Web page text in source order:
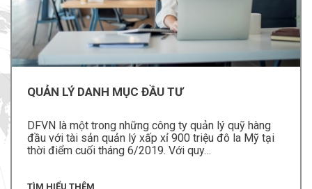
QUẢN LÝ DANH MỤC ĐẦU TƯ
DFVN là một trong những công ty quản lý quỹ hàng
đầu với tài sản quản lý xấp xỉ 900 triệu đô la Mỹ tại
thời điểm cuối tháng 6/2019. Với quy…
TÌM HIỂU THÊM